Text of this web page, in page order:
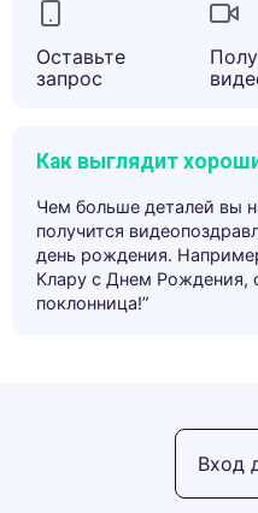
Оставьте
запрос
Как выглядит
Чем больше деталей вы
получится
день рождения.
Клару с Днем Рождения,
поклонница!”
Вход